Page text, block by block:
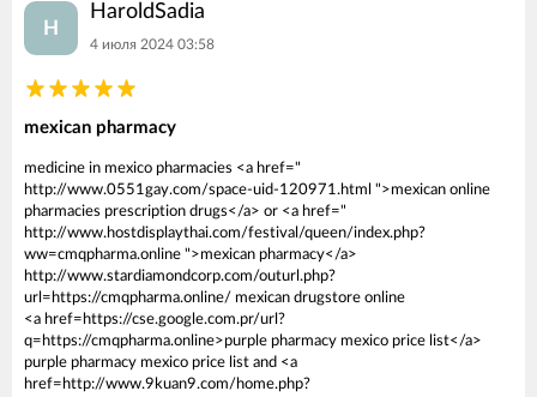
H
HaroldSadia
4 июля 2024 03:58
mexican pharmacy
medicine in mexico pharmacies <a href="
http://www.0551gay.com/space-uid-120971.html ">mexican online
pharmacies prescription drugs</a> or <a href="
http://www.hostdisplaythai.com/festival/queen/index.php?
ww=cmqpharma.online ">mexican pharmacy</a>
http://www.stardiamondcorp.com/outurl.php?
url=https://cmqpharma.online/ mexican drugstore online
<a href=https://cse.google.com.pr/url?
q=https://cmqpharma.online>purple pharmacy mexico price list</a>
purple pharmacy mexico price list and <a
href=http://www.9kuan9.com/home.php?